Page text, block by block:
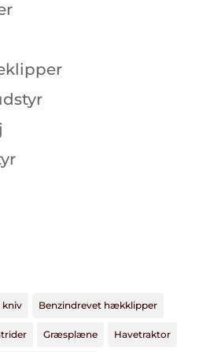
kniv Benzindrevet hækklipper
Græsplæne Havetraktor